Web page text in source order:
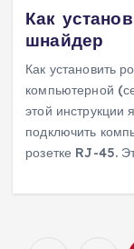
Как
шнайдер
Как установить
компьютерной
этой инструкции
подключить
розетке RJ-45.